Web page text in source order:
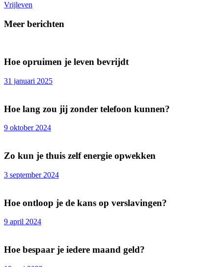
Vrijleven
Meer berichten
Hoe opruimen je leven bevrijdt
31 januari 2025
Hoe lang zou jij zonder telefoon kunnen?
9 oktober 2024
Zo kun je thuis zelf energie opwekken
3 september 2024
Hoe ontloop je de kans op verslavingen?
9 april 2024
Hoe bespaar je iedere maand geld?